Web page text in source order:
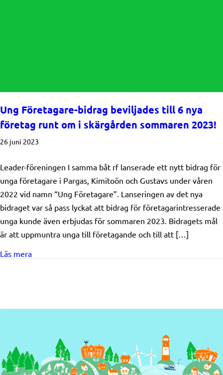
Ung Företagare-bidrag beviljades till 6 nya
företag runt om i skärgården sommaren 2023!
26 juni 2023
Leader-föreningen I samma båt rf lanserade ett nytt bidrag för
unga företagare i Pargas, Kimitoön och Gustavs under våren
2022 vid namn “Ung Företagare”. Lanseringen av det nya
bidraget var så pass lyckat att bidrag för företagarintresserade
unga kunde även erbjudas för sommaren 2023. Bidragets mål
är att uppmuntra unga till företagande och till att […]
Läs meraabout Ung Företagare-bidrag beviljades till 6 nya